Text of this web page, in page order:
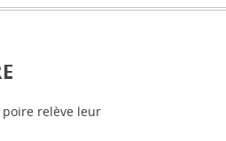
relève leur